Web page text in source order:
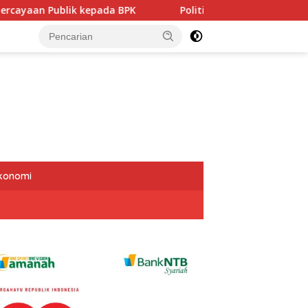
BPK Politisi PDIP NTB Respons Demokrat soal